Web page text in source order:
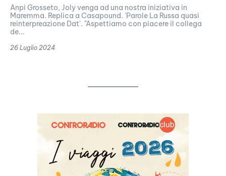
Anpi Grosseto, Joly venga ad una nostra iniziativa in
Maremma. Replica a Casapound. 'Parole La Russa quasi
reinterpreazione Dat'. "Aspettiamo con piacere il collega
de...
26 Luglio 2024